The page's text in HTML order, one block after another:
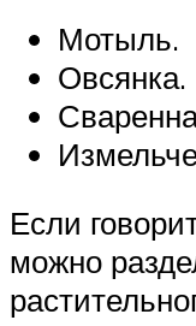
Мотыль.
Овсянка.
Если
можно